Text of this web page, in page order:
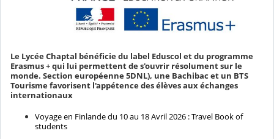
Le Lycée Chaptal bénéficie du label Eduscol et du programme
Erasmus + qui lui permettent de s'ouvrir résolument sur le
monde. Section européenne 5DNL), une Bachibac et un BTS
Tourisme favorisent l'appétence des élèves aux échanges
internationaux
Voyage en Finlande du 10 au 18 Avril 2026 : Travel Book of
students